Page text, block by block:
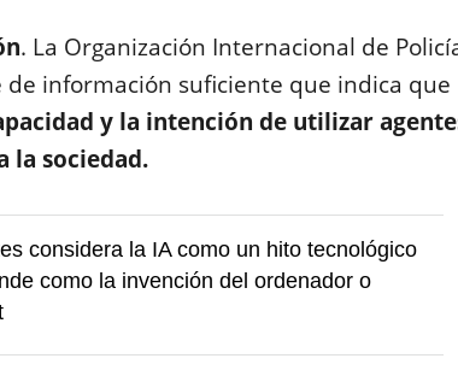
. La Organización Internacional de
de información suficiente que indica que
y la intención de utilizar
la sociedad.
considera la IA como un hito tecnológico
como la invención del ordenador o